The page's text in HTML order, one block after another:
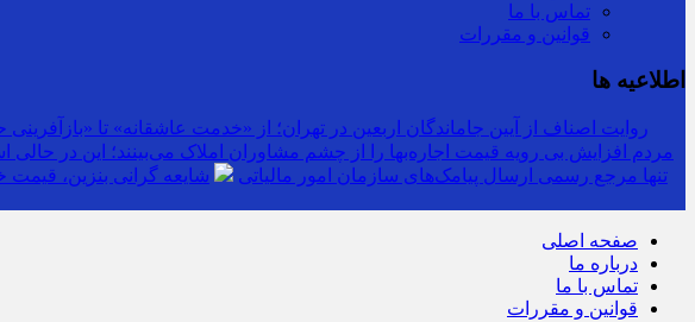
تماس با ما
قوانین و مقررات
اطلاعیه ها
روایت اصناف از آیین جاماندگان اربعین در تهران؛ از «خدمت عاشقانه» تا «بازآفرینی
مردم افزایش بی رویه قیمت اجاره‌بها را از چشم مشاوران املاک می‌بینند؛ این در
سرشماره «MALIAT» تنها مرجع رسمی ارسال پیامک‌های سازمان امور مالیاتی
شایعه گرانی بنزین، قیمت
صفحه اصلی
درباره ما
تماس با ما
قوانین و مقررات